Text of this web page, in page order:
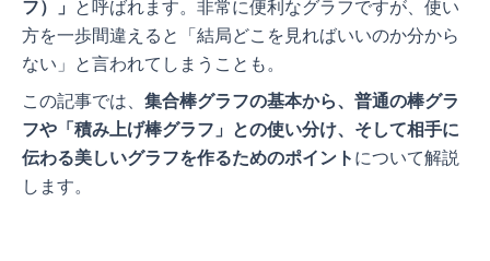
フ）」
と呼ばれます。非常に便利なグラフですが、使い
方を一歩間違えると「結局どこを見ればいいのか分から
ない」と言われてしまうことも。
この記事では、 集合棒グラフの基本から、普通の棒グラ
フや「積み上げ棒グラフ」との使い分け、そして相手に
伝わる美しいグラフを作るためのポイント について解説
します。